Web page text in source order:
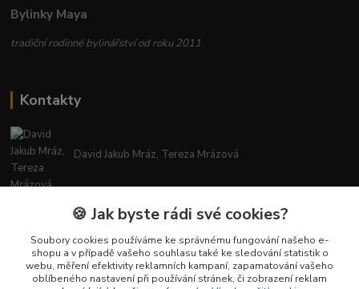
Bylinky Maya
tradiční rodinné bylinářství od roku 2011
Kontakty
David Jakub Mráz, Tereza Mrázová
info@bylinky-maya.cz
🍪 Jak byste rádi své cookies?
Soubory cookies používáme ke správnému fungování našeho e-
shopu a v případě vašeho souhlasu také ke sledování statistik o
webu, měření efektivity reklamních kampaní, zapamatování vašeho
oblíbeného nastavení při používání stránek, či zobrazení reklam